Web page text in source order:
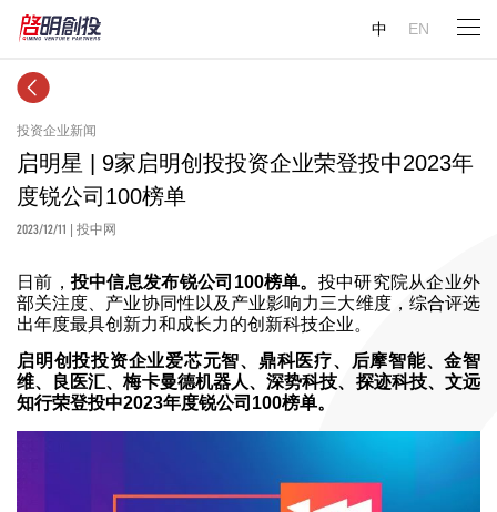
中 EN
投资企业新闻
启明星 | 9家启明创投投资企业荣登投中2023年
度锐公司100榜单
2023/12/11 | 投中网
日前，投中信息发布锐公司100榜单。 投中研究院从企业外
部关注度、产业协同性以及产业影响力三大维度，综合评选
出年度最具创新力和成长力的创新科技企业。
启明创投投资企业爱芯元智、鼎科医疗、后摩智能、金智
维、良医汇、梅卡曼德机器人、深势科技、探迹科技、文远
知行荣登投中2023年度锐公司100榜单。